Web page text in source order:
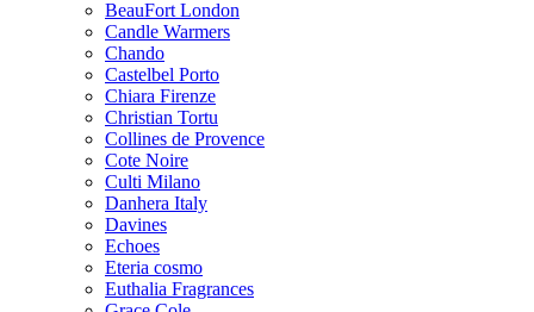
BeauFort London
Candle Warmers
Chando
Castelbel Porto
Chiara Firenze
Christian Tortu
Collines de Provence
Cote Noire
Culti Milano
Danhera Italy
Davines
Echoes
Eteria cosmo
Euthalia Fragrances